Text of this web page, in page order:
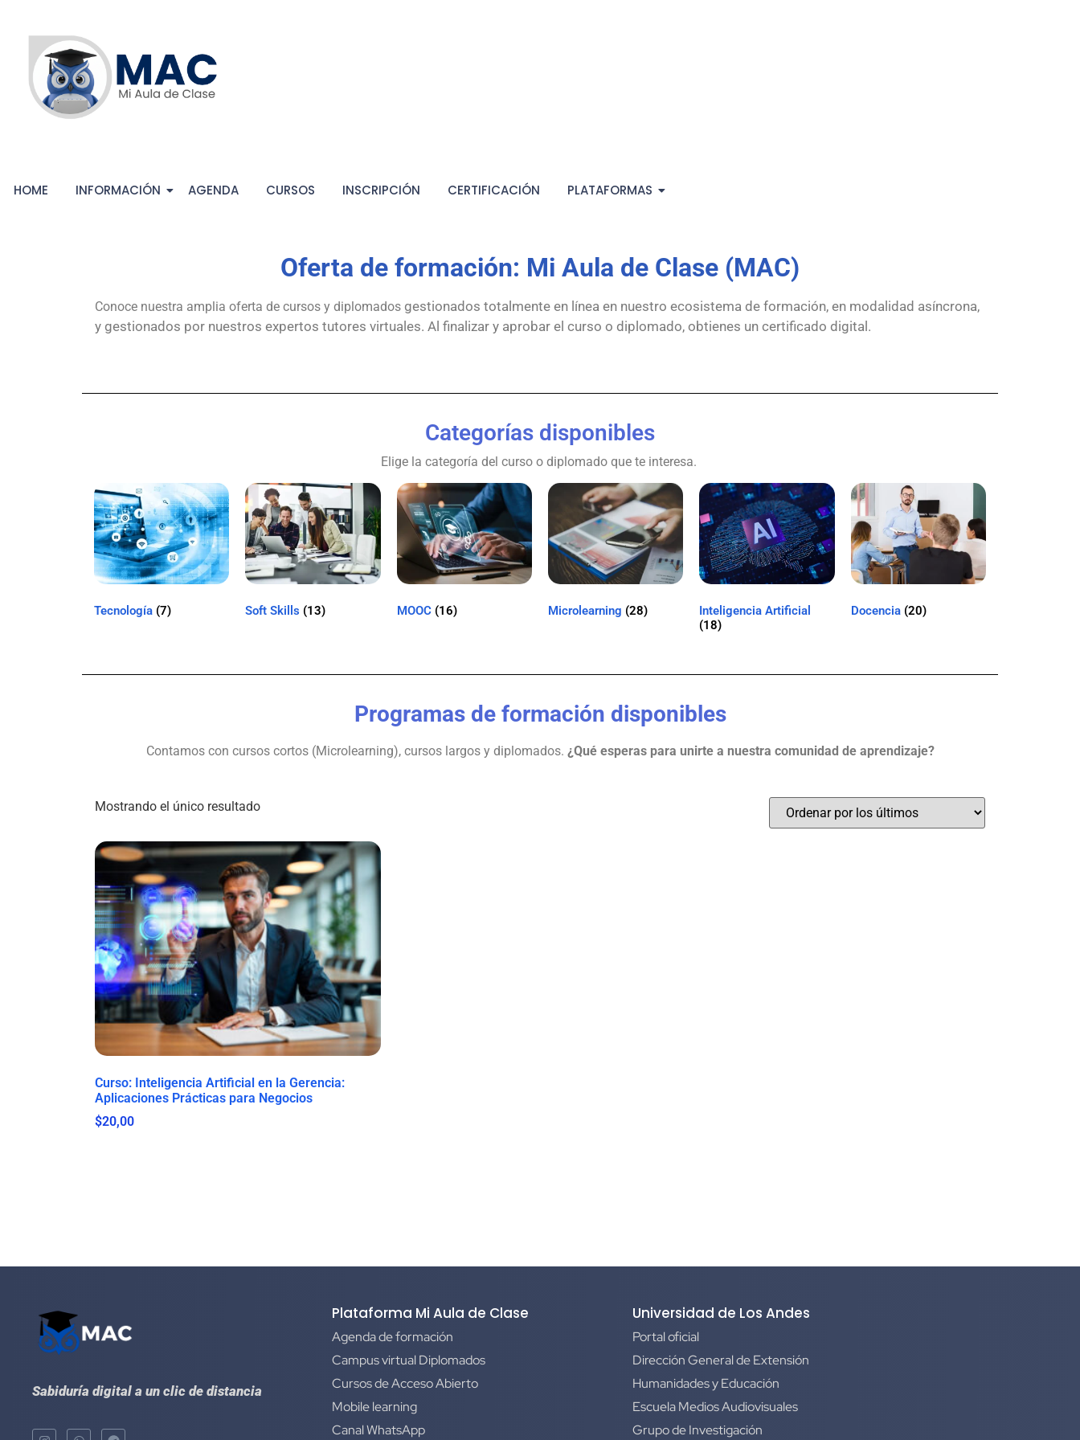
HOME INFORMACIÓN AGENDA CURSOS INSCRIPCIÓN CERTIFICACIÓN PLATAFORMAS
Oferta de formación: Mi Aula de Clase (MAC)
Conoce nuestra amplia oferta de cursos y diplomados gestionados totalmente en línea en nuestro ecosistema de formación, en modalidad asíncrona,
y gestionados por nuestros expertos tutores virtuales. Al finalizar y aprobar el curso o diplomado, obtienes un certificado digital.
Categorías disponibles
Elige la categoría del curso o diplomado que te interesa.
Tecnología (7) Soft Skills (13) MOOC (16) Microlearning (28)
Inteligencia Artificial
(18)
Docencia (20)
Programas de formación disponibles
Contamos con cursos cortos (Microlearning), cursos largos y diplomados. ¿Qué esperas para unirte a nuestra comunidad de aprendizaje?
Mostrando el único resultado
Curso: Inteligencia Artificial en la Gerencia:
Aplicaciones Prácticas para Negocios
$20,00
Sabiduría digital a un clic de distancia
Plataforma Mi Aula de Clase
Agenda de formación
Campus virtual Diplomados
Cursos de Acceso Abierto
Mobile learning
Canal WhatsApp
Universidad de Los Andes
Portal oficial
Dirección General de Extensión
Humanidades y Educación
Escuela Medios Audiovisuales
Grupo de Investigación